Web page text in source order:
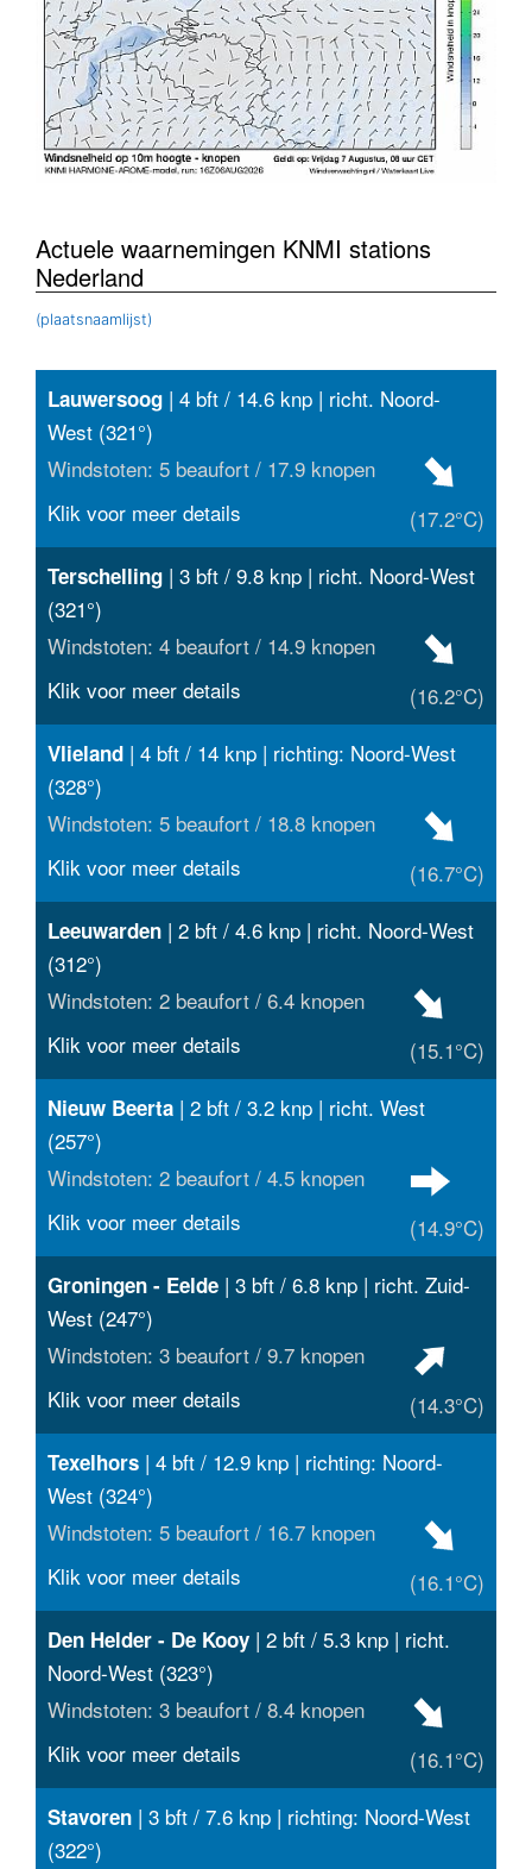
Actuele waarnemingen KNMI stations
Nederland
(plaatsnaamlijst)
Lauwersoog | 4 bft / 14.6 knp | richt. Noord-
West (321°)
Windstoten: 5 beaufort / 17.9 knopen
(17.2°C)
Klik voor meer details
Terschelling | 3 bft / 9.8 knp | richt. Noord-West
(321°)
Windstoten: 4 beaufort / 14.9 knopen
(16.2°C)
Klik voor meer details
Vlieland | 4 bft / 14 knp | richting: Noord-West
(328°)
Windstoten: 5 beaufort / 18.8 knopen
(16.7°C)
Klik voor meer details
Leeuwarden | 2 bft / 4.6 knp | richt. Noord-West
(312°)
Windstoten: 2 beaufort / 6.4 knopen
(15.1°C)
Klik voor meer details
Nieuw Beerta | 2 bft / 3.2 knp | richt. West
(257°)
Windstoten: 2 beaufort / 4.5 knopen
(14.9°C)
Klik voor meer details
Groningen - Eelde | 3 bft / 6.8 knp | richt. Zuid-
West (247°)
Windstoten: 3 beaufort / 9.7 knopen
(14.3°C)
Klik voor meer details
Texelhors | 4 bft / 12.9 knp | richting: Noord-
West (324°)
Windstoten: 5 beaufort / 16.7 knopen
(16.1°C)
Klik voor meer details
Den Helder - De Kooy | 2 bft / 5.3 knp | richt.
Noord-West (323°)
Windstoten: 3 beaufort / 8.4 knopen
(16.1°C)
Klik voor meer details
Stavoren | 3 bft / 7.6 knp | richting: Noord-West
(322°)